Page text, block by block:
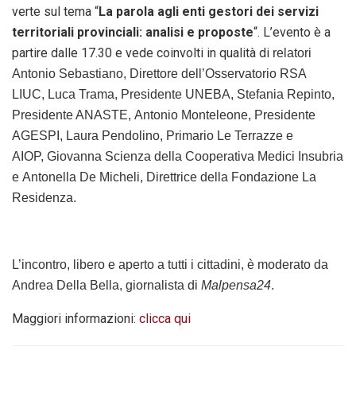
verte sul tema “La parola agli enti gestori dei servizi
territoriali provinciali: analisi e proposte“. L’evento è a
partire dalle 17.30 e vede coinvolti in qualità di relatori
Antonio Sebastiano, Direttore dell’Osservatorio RSA
LIUC, Luca Trama, Presidente UNEBA, Stefania Repinto,
Presidente ANASTE, Antonio Monteleone, Presidente
AGESPI, Laura Pendolino, Primario Le Terrazze e
AIOP, Giovanna Scienza della Cooperativa Medici Insubria
e Antonella De Micheli, Direttrice della Fondazione La
Residenza.
L’incontro, libero e aperto a tutti i cittadini, è moderato da
Andrea Della Bella, giornalista di Malpensa24.
Maggiori informazioni: clicca qui